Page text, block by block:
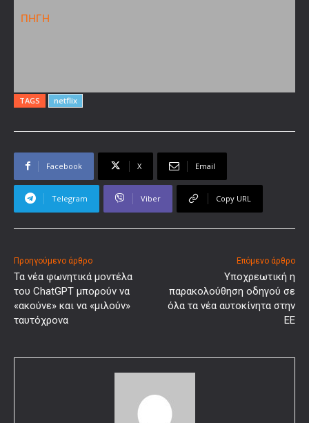
ΠΗΓΗ
TAGS netflix
Facebook X Email
Telegram Viber Copy URL
Προηγούμενο άρθρο
Τα νέα φωνητικά μοντέλα
του ChatGPT μπορούν να
«ακούνε» και να «μιλούν»
ταυτόχρονα
Επόμενο άρθρο
Υποχρεωτική η
παρακολούθηση οδηγού σε
όλα τα νέα αυτοκίνητα στην
ΕΕ